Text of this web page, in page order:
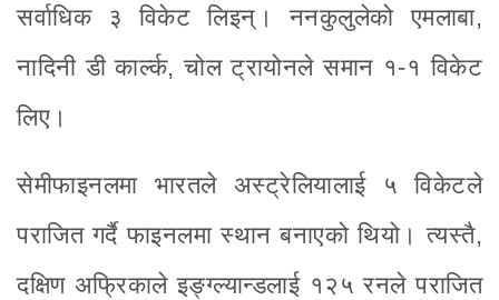
सर्वाधिक ३ विकेट लिइन्। ननकुलुलेको एमलाबा,
नादिनी डी कार्ल्क, चोल ट्रायोनले समान १-१ विकेट
लिए।
सेमीफाइनलमा भारतले अस्ट्रेलियालाई ५ विकेटले
पराजित गर्दै फाइनलमा स्थान बनाएको थियो। त्यस्तै,
दक्षिण अफ्रिकाले इङ्ग्ल्यान्डलाई १२५ रनले पराजित